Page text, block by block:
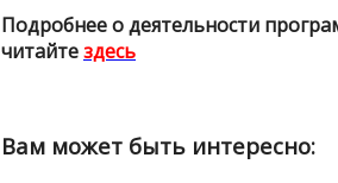
Подробнее о деятельности
читайтездесь
Вам может быть интересно: